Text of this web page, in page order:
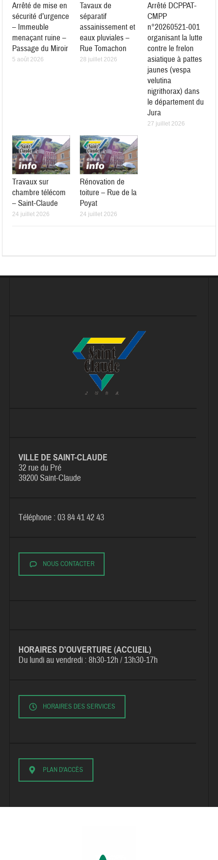
Arrêté de mise en
sécurité d’urgence
– Immeuble
menaçant ruine –
Passage du Miroir
5 août 2026
Tavaux de
séparatif
assainissement et
eaux pluviales –
Rue Tomachon
28 juillet 2026
Arrêté DCPPAT-
CMPP
n°20260521-001
organisant la lutte
contre le frelon
asiatique à pattes
jaunes (vespa
velutina
nigrithorax) dans
le département du
Jura
27 juillet 2026
Travaux sur
chambre télécom
– Saint-Claude
24 juillet 2026
Rénovation de
toiture – Rue de la
Poyat
24 juillet 2026
VILLE DE SAINT-CLAUDE
32 rue du Pré
39200 Saint-Claude
Téléphone : 03 84 41 42 43
NOUS CONTACTER
HORAIRES D'OUVERTURE (ACCUEIL)
Du lundi au vendredi :8h30-12h / 13h30-17h
HORAIRES DES SERVICES
PLAN D'ACCÈS